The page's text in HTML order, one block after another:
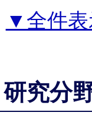
▼全件表
研究分